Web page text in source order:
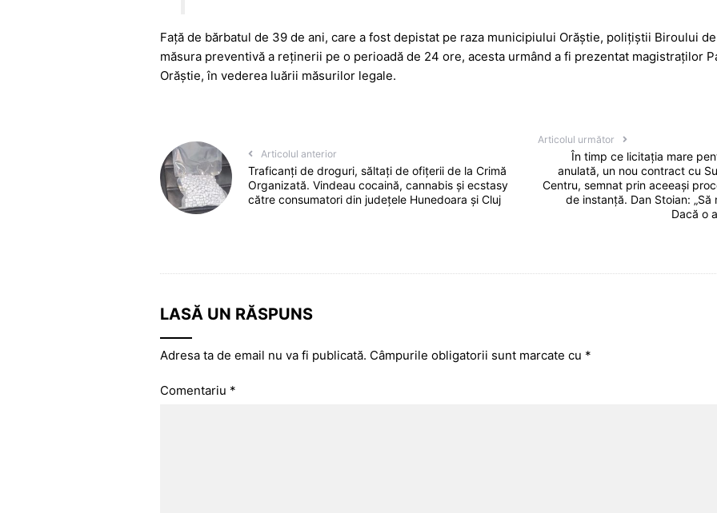
Față de bărbatul de 39 de ani, care a fost depistat pe raza municipiului Orăștie, polițiștii Biroului
măsura preventivă a reținerii pe o perioadă de 24 ore, acesta urmând a fi prezentat magistraților
Orăștie, în vederea luării măsurilor legale.
Articolul anterior
Traficanți de droguri, săltați de ofițerii de la Crimă
Organizată. Vindeau cocaină, cannabis și ecstasy
către consumatori din județele Hunedoara și Cluj
Articolul următor
În timp ce licitația mare
anulată, un nou contract cu
Centru, semnat prin aceeași
de instanță. Dan Stoian:
Dacă o
LASĂ UN RĂSPUNS
Adresa ta de email nu va fi publicată. Câmpurile obligatorii sunt marcate cu *
Comentariu *